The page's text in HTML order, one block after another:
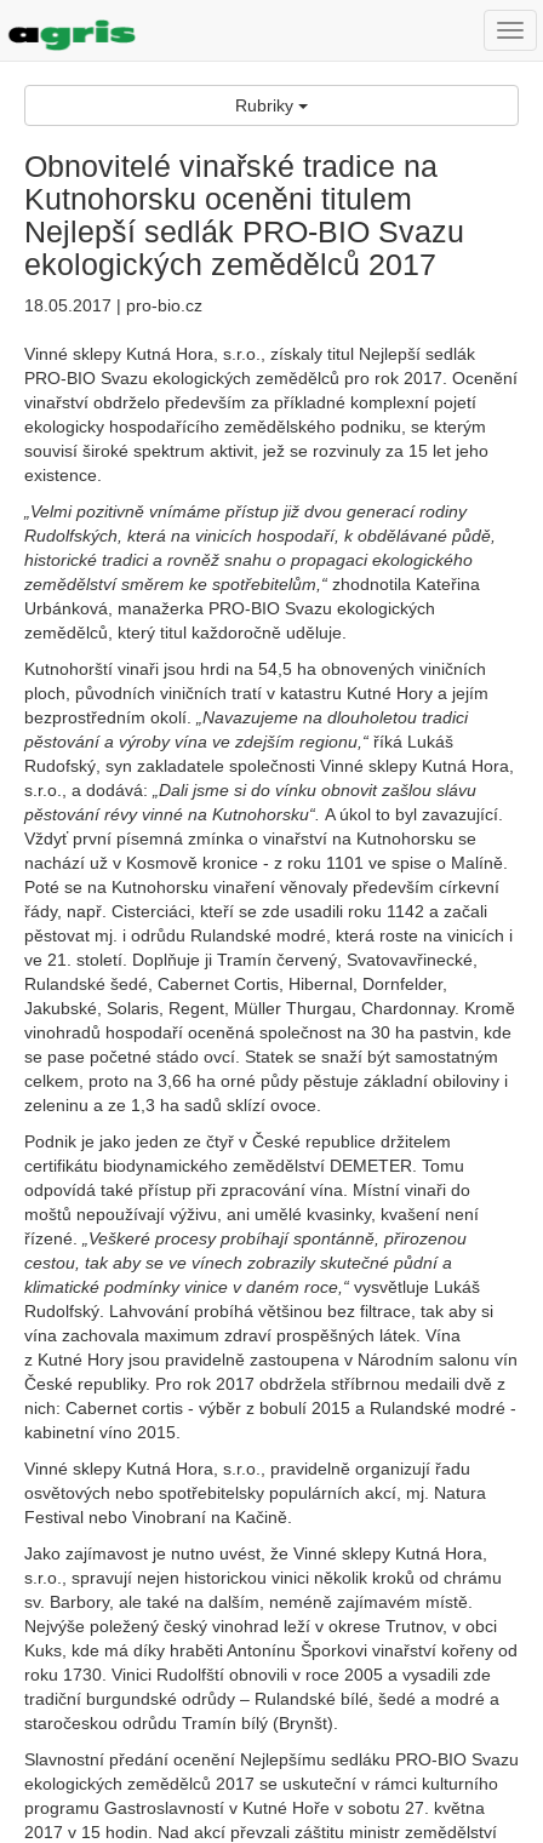
Rubriky
Obnovitelé vinařské tradice na
Kutnohorsku oceněni titulem
Nejlepší sedlák PRO-BIO Svazu
ekologických zemědělců 2017
18.05.2017 | pro-bio.cz
Vinné sklepy Kutná Hora, s.r.o., získaly titul Nejlepší sedlák
PRO-BIO Svazu ekologických zemědělců pro rok 2017. Ocenění
vinařství obdrželo především za příkladné komplexní pojetí
ekologicky hospodařícího zemědělského podniku, se kterým
souvisí široké spektrum aktivit, jež se rozvinuly za 15 let jeho
existence.
„Velmi pozitivně vnímáme přístup již dvou generací rodiny
Rudolfských, která na vinicích hospodaří, k obdělávané půdě,
historické tradici a rovněž snahu o propagaci ekologického
zemědělství směrem ke spotřebitelům,“ zhodnotila Kateřina
Urbánková, manažerka PRO-BIO Svazu ekologických
zemědělců, který titul každoročně uděluje.
Kutnohorští vinaři jsou hrdi na 54,5 ha obnovených viničních
ploch, původních viničních tratí v katastru Kutné Hory a jejím
bezprostředním okolí.
„Navazujeme na dlouholetou tradici
pěstování a výroby vína ve zdejším regionu,“ říká Lukáš
Rudofský, syn zakladatele společnosti Vinné sklepy Kutná Hora,
s.r.o., a dodává:
„Dali jsme si do vínku obnovit zašlou slávu
pěstování révy vinné na Kutnohorsku“. A úkol to byl zavazující.
Vždyť první písemná zmínka o vinařství na Kutnohorsku se
nachází už v Kosmově kronice - z roku 1101 ve spise o Malíně.
Poté se na Kutnohorsku vinaření věnovaly především církevní
řády, např. Cisterciáci, kteří se zde usadili roku 1142 a začali
pěstovat mj. i odrůdu Rulandské modré, která roste na vinicích i
ve 21. století. Doplňuje ji Tramín červený, Svatovavřinecké,
Rulandské šedé, Cabernet Cortis, Hibernal, Dornfelder,
Jakubské, Solaris, Regent, Müller Thurgau, Chardonnay. Kromě
vinohradů hospodaří oceněná společnost na 30 ha pastvin, kde
se pase početné stádo ovcí. Statek se snaží být samostatným
celkem, proto na 3,66 ha orné půdy pěstuje základní obiloviny i
zeleninu a ze 1,3 ha sadů sklízí ovoce.
Podnik je jako jeden ze čtyř v České republice držitelem
certifikátu biodynamického zemědělství DEMETER. Tomu
odpovídá také přístup při zpracování vína. Místní vinaři do
moštů nepoužívají výživu, ani umělé kvasinky, kvašení není
řízené.
„Veškeré procesy probíhají spontánně, přirozenou
cestou, tak aby se ve vínech zobrazily skutečné půdní a
klimatické podmínky vinice v daném roce,“ vysvětluje Lukáš
Rudolfský. Lahvování probíhá většinou bez filtrace, tak aby si
vína zachovala maximum zdraví prospěšných látek. Vína
z Kutné Hory jsou pravidelně zastoupena v Národním salonu vín
České republiky. Pro rok 2017 obdržela stříbrnou medaili dvě z
nich: Cabernet cortis - výběr z bobulí 2015 a Rulandské modré -
kabinetní víno 2015.
Vinné sklepy Kutná Hora, s.r.o., pravidelně organizují řadu
osvětových nebo spotřebitelsky populárních akcí, mj. Natura
Festival nebo Vinobraní na Kačině.
Jako zajímavost je nutno uvést, že Vinné sklepy Kutná Hora,
s.r.o., spravují nejen historickou vinici několik kroků od chrámu
sv. Barbory, ale také na dalším, neméně zajímavém místě.
Nejvýše poležený český vinohrad leží v okrese Trutnov, v obci
Kuks, kde má díky hraběti Antonínu Šporkovi vinařství kořeny od
roku 1730. Vinici Rudolfští obnovili v roce 2005 a vysadili zde
tradiční burgundské odrůdy – Rulandské bílé, šedé a modré a
staročeskou odrůdu Tramín bílý (Brynšt).
Slavnostní předání ocenění Nejlepšímu sedláku PRO-BIO Svazu
ekologických zemědělců 2017 se uskuteční v rámci kulturního
programu Gastroslavností v Kutné Hoře v sobotu 27. května
2017 v 15 hodin. Nad akcí převzali záštitu ministr zemědělství